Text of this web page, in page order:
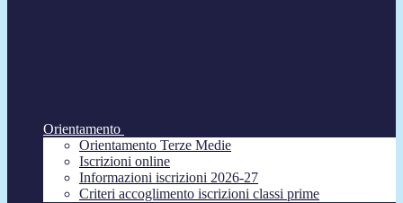
Orientamento
Orientamento Terze Medie
Iscrizioni online
Informazioni iscrizioni 2026-27
Criteri accoglimento iscrizioni classi prime